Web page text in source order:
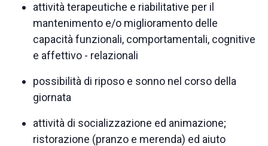
attività terapeutiche e riabilitative per il
mantenimento e/o miglioramento delle
capacità funzionali, comportamentali, cognitive
e affettivo - relazionali
possibilità di riposo e sonno nel corso della
giornata
attività di socializzazione ed animazione;
ristorazione (pranzo e merenda) ed aiuto